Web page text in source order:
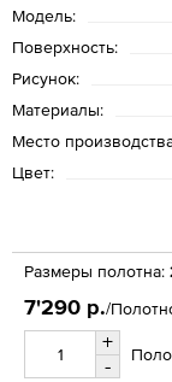
Модель:
Поверхность:
Рисунок:
Материалы:
Место
Цвет:
Размеры полотна:
7'290 р./
+
-